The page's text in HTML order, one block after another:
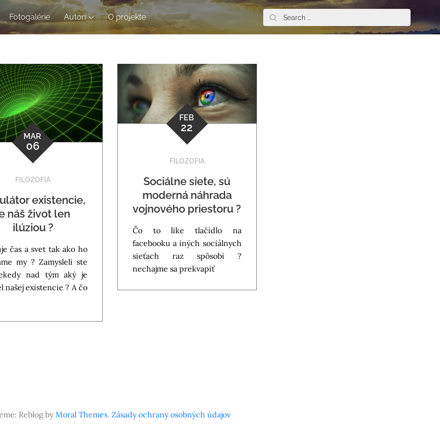
Fotogalérie Autori O projekte
Search
for:
MAR
06
FILOZOFIA
existencie,
náš život len
ilúziou ?
čas a svet tak ako ho
my ? Zamysleli ste
nad tým aký je
našej existencie ? A čo
FEB
22
FILOZOFIA
Sociálne siete, sú
moderná náhrada
vojnového priestoru ?
Čo to like tlačidlo na
facebooku a iných sociálnych
sieťach raz spôsobí ?
nechajme sa prekvapiť
Reblog byMoral Themes. Zásady ochrany osobných údajov